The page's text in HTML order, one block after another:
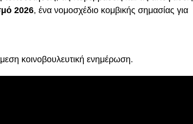
2026, ένα νομοσχέδιο κομβικής σημασίας για
κοινοβουλευτική ενημέρωση.